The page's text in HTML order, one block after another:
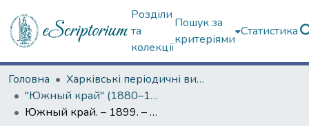
Розділи
та
колекції
Пошук за
критеріями
Статистика
Головна
Харківські періодичні видання
"Южный край" (1880–1919 гг.)
Южный край. – 1899. – 6 февраля (№ 6215)